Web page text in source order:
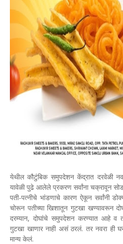
येथील कौटुंबिक समुपदेशन केंद्रात दरवेळी
यावेळी पुढे आलेले प्रकरण सर्वांना चक्रावून
पती-पत्नीचे भांडणाचे कारण ऐकून सर्वांनी
चोरून पतीच्या खिशातून गुटखा खण्यावरून
दरम्यान, दोघांचे समुपदेशन करण्यात आहे व
गुटखा खाणार नाही असं ठरलं. तर नवरा ही
मान्य केलं.